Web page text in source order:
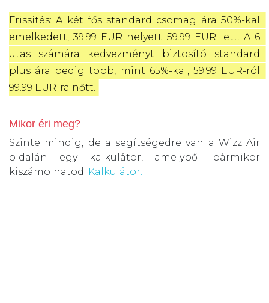
Frissítés: A két fős standard csomag ára 50%-kal
emelkedett, 39.99 EUR helyett 59.99 EUR lett. A 6
utas számára kedvezményt biztosító standard
plus ára pedig több, mint 65%-kal, 59.99 EUR-ról
99.99 EUR-ra nőtt.
Mikor éri meg?
Szinte mindig, de a segítségedre van a Wizz Air
oldalán egy kalkulátor, amelyből bármikor
kiszámolhatod: Kalkulátor.